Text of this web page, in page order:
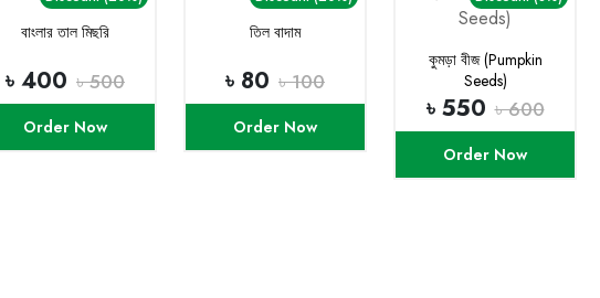
বাংলার তাল মিছরি
৳ 400 ৳ 500
Order Now
তিল বাদাম
৳ 80 ৳ 100
Order Now
কুমড়া বীজ (Pumpkin
Seeds)
৳ 550 ৳ 600
Order Now